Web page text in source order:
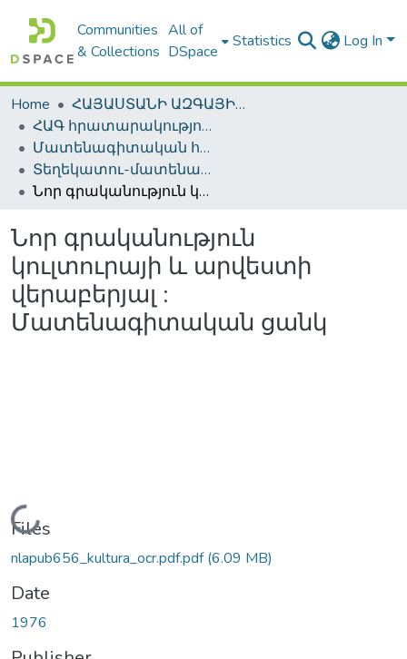
Communities
& Collections
All of
DSpace
Statistics Log In
Home
ՀԱՅԱՍՏԱՆԻ ԱԶԳԱՅԻՆ ԳՐԱԴԱՐԱՆԻ ԹՎԱՅԻՆ ՊԱՀՈՑ / DIGITAL REPOSITORY OF NLA
ՀԱԳ հրատարակություններ / NLA Publications
Մատենագիտական հրատարակություններ / Bibliographic publications
Տեղեկատու-մատենագիտական հրատարակություններ / Reference-Bibliographic Publications
Նոր գրականություն կուլտուրայի և արվեստի վերաբերյալ : Մատենագիտական ցանկ
Նոր գրականություն
կուլտուրայի և արվեստի
վերաբերյալ :
Մատենագիտական ցանկ
Loading...
Files
nlapub656_kultura_ocr.pdf.pdf(6.09 MB)
Date
1976